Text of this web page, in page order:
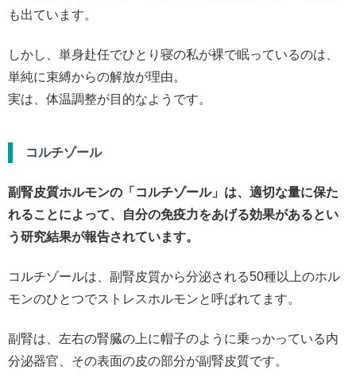
も出ています。
しかし、単身赴任でひとり寝の私が裸で眠っているのは、
単純に束縛からの解放が理由。
実は、体温調整が目的なようです。
コルチゾール
副腎皮質ホルモンの「コルチゾール」は、適切な量に保た
れることによって、自分の免疫力をあげる効果があるとい
う研究結果が報告されています。
コルチゾールは、副腎皮質から分泌される50種以上のホル
モンのひとつでストレスホルモンと呼ばれてます。
副腎は、左右の腎臓の上に帽子のように乗っかっている内
分泌器官、その表面の皮の部分が副腎皮質です。